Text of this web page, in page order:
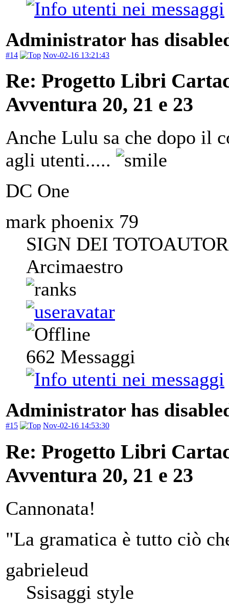
Administrator has
#14 Nov-02-16 13:21:43
Re: Progetto Libri
Avventura 20, 21 e 23
Anche Lulu sa che dopo il
agli utenti.....
DC One
mark phoenix 79
SIGN DEI
Arcimaestro
662 Messaggi
Administrator has
#15 Nov-02-16 14:53:30
Re: Progetto Libri
Avventura 20, 21 e 23
Cannonata!
"La gramatica è tutto ciò
gabrieleud
Ssisaggi style